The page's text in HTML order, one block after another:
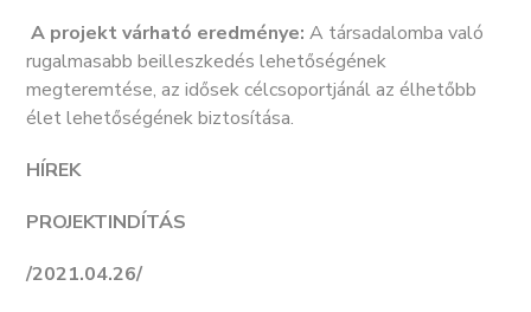
A projekt várható eredménye: A társadalomba való
rugalmasabb beilleszkedés lehetőségének
megteremtése, az idősek célcsoportjánál az élhetőbb
élet lehetőségének biztosítása.
HÍREK
PROJEKTINDÍTÁS
/2021.04.26/